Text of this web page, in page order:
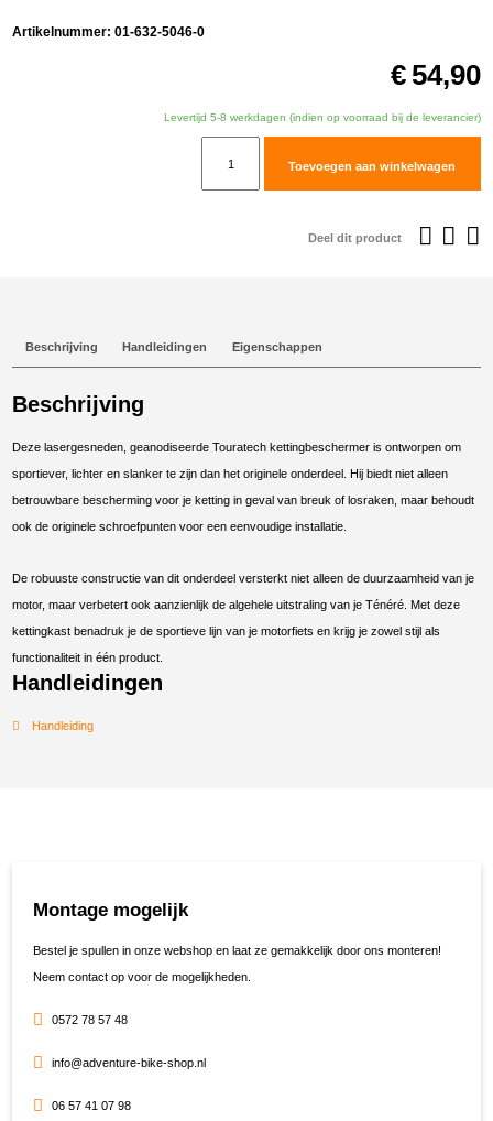
Artikelnummer:01-632-5046-0
€ 54,90
Levertijd 5-8 werkdagen (indien op voorraad bij de leverancier)
Kettingbeschermer
Toevoegen aan winkelwagen
Deel dit product
Beschrijving Handleidingen Eigenschappen
Beschrijving
Deze lasergesneden, geanodiseerde Touratech kettingbeschermer is ontworpen om
sportiever, lichter en slanker te zijn dan het originele onderdeel. Hij biedt niet alleen
betrouwbare bescherming voor je ketting in geval van breuk of losraken, maar behoudt
ook de originele schroefpunten voor een eenvoudige installatie.
De robuuste constructie van dit onderdeel versterkt niet alleen de duurzaamheid van je
motor, maar verbetert ook aanzienlijk de algehele uitstraling van je Ténéré. Met deze
kettingkast benadruk je de sportieve lijn van je motorfiets en krijg je zowel stijl als
functionaliteit in één product.
Handleidingen
Handleiding
Montage mogelijk
Bestel je spullen in onze webshop en laat ze gemakkelijk door ons monteren!
Neem contact op voor de mogelijkheden.
0572 78 57 48
info@adventure-bike-shop.nl
06 57 41 07 98